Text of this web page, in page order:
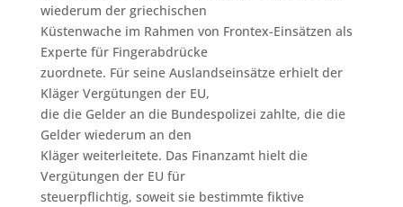
wiederum der griechischen
Küstenwache im Rahmen von Frontex-Einsätzen als
Experte für Fingerabdrücke
zuordnete. Für seine Auslandseinsätze erhielt der
Kläger Vergütungen der EU,
die die Gelder an die Bundespolizei zahlte, die die
Gelder wiederum an den
Kläger weiterleitete. Das Finanzamt hielt die
Vergütungen der EU für
steuerpflichtig, soweit sie bestimmte fiktive